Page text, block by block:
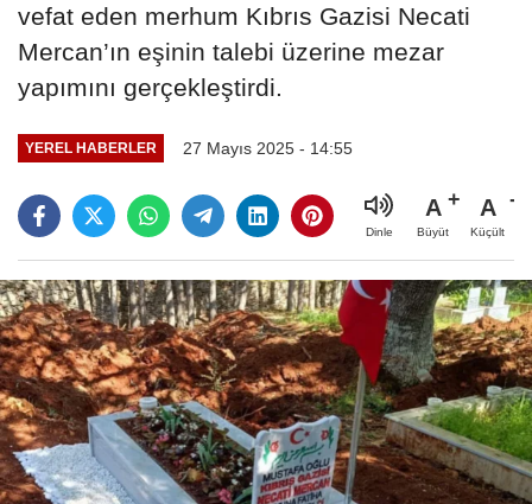
vefat eden merhum Kıbrıs Gazisi Necati
Mercan’ın eşinin talebi üzerine mezar
yapımını gerçekleştirdi.
YEREL HABERLER 27 Mayıs 2025 - 14:55
Dinle
A
Büyüt
A
Küçült